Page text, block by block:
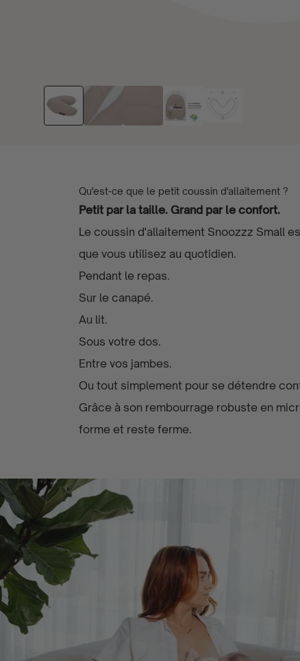
Qu'est-ce que le petit coussin d'allaitement ?
Petit par la taille. Grand par le confort.
Le coussin d'allaitement Snoozzz Small
que vous utilisez au quotidien.
Pendant le repas.
Sur le canapé.
Au lit.
Sous votre dos.
Entre vos jambes.
Ou tout simplement pour se détendre
Grâce à son rembourrage robuste en
forme et reste ferme.